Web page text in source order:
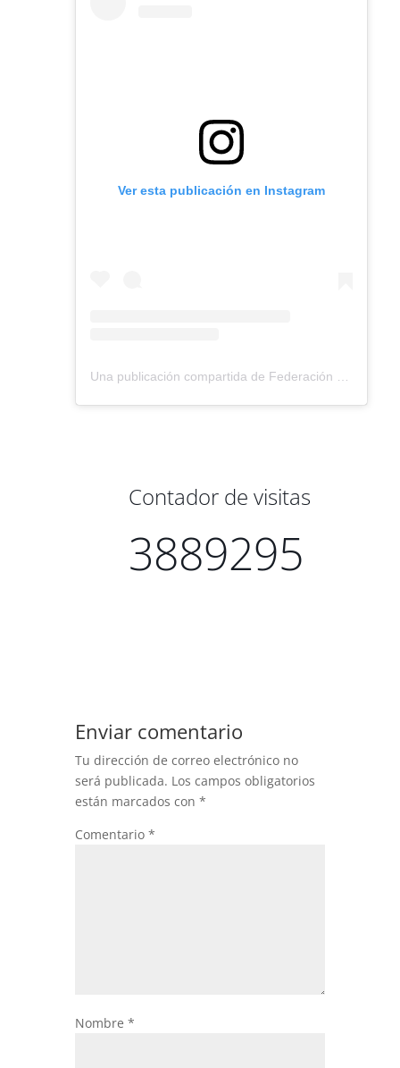
Ver esta publicación en Instagram
Una publicación compartida de Federación Montañismo Tenerife (@federacion_montanismo_tenerife)
Contador de visitas
3889295
Enviar comentario
Tu dirección de correo electrónico no
será publicada. Los campos obligatorios
están marcados con *
Comentario *
Nombre *